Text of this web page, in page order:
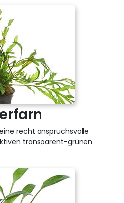
recht anspruchsvolle
transparent-grünen